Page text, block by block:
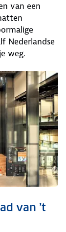
van een
Nederlandse
weg.
van ’t